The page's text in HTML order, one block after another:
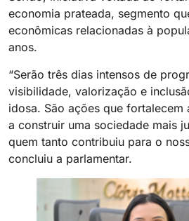
economia prateada, segmento
econômicas relacionadas à
anos.
“Serão três dias intensos de
visibilidade, valorização e
idosa. São ações que fortalecem
a construir uma sociedade mais
quem tanto contribuiu para o
concluiu a parlamentar.